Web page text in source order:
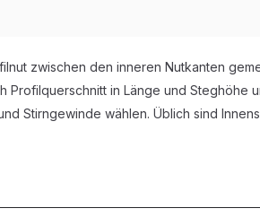
zwischen den inneren Nutkanten
in Länge und Steghöhe
Stirngewinde wählen. Üblich sind